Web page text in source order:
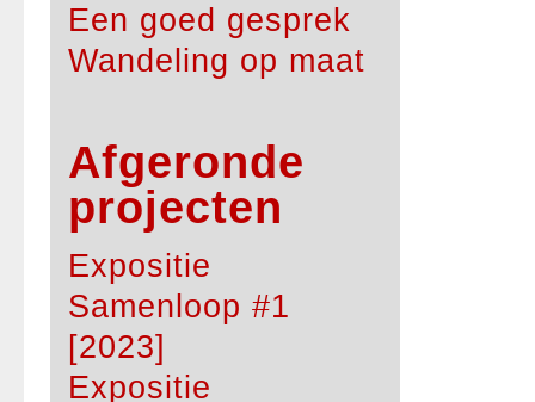
Een goed gesprek
Wandeling op maat
Afgeronde
projecten
Expositie
Samenloop #1
[2023]
Expositie